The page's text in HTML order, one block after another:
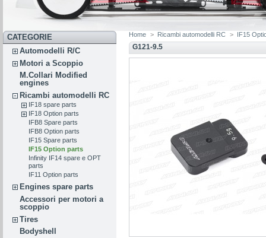
CATEGORIE
Automodelli R/C
Motori a Scoppio
M.Collari Modified
engines
Ricambi automodelli RC
IF18 spare parts
IF18 Option parts
IFB8 Spare parts
IFB8 Option parts
IF15 Spare parts
IF15 Option parts
Infinity IF14 spare e OPT
parts
IF11 Option parts
Engines spare parts
Accessori per motori a
scoppio
Tires
Bodyshell
Home > Ricambi automodelli RC > IF15
G121-9.5